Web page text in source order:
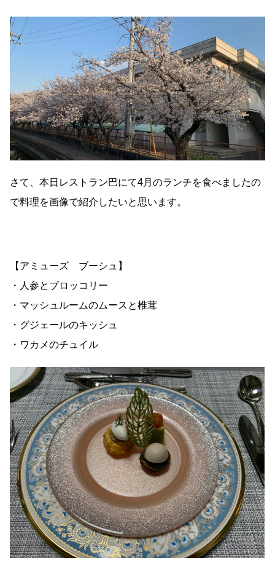
さて、本日レストラン巴にて4月のランチを食べましたの
で料理を画像で紹介したいと思います。
【アミューズ ブーシュ】
・人参とブロッコリー
・マッシュルームのムースと椎茸
・グジェールのキッシュ
・ワカメのチュイル